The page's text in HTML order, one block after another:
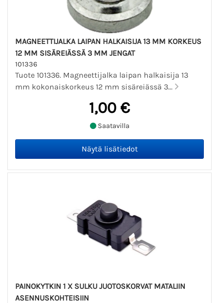
MAGNEETTIJALKA LAIPAN HALKAISIJA 13 MM KORKEUS
12 MM SISÄREIÄSSÄ 3 MM JENGAT
101336
Tuote 101336. Magneettijalka laipan halkaisija 13
mm kokonaiskorkeus 12 mm sisäreiässä 3...
1,00 €
Saatavilla
PAINOKYTKIN 1 X SULKU JUOTOSKORVAT MATALIIN
ASENNUSKOHTEISIIN